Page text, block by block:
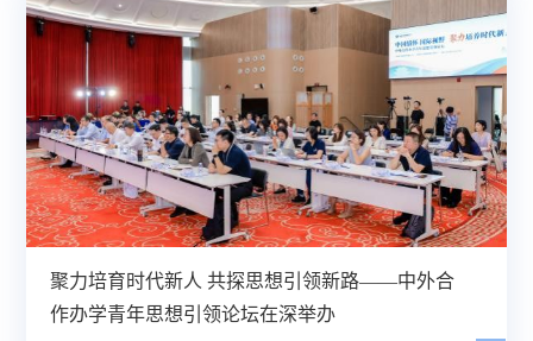
聚力培育时代新人 共探思想引领新路——中外合
作办学青年思想引领论坛在深举办